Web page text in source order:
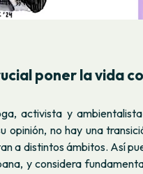
poner la vida
activista y
opinión, no hay una
a distintos ámbitos. Así
y considera